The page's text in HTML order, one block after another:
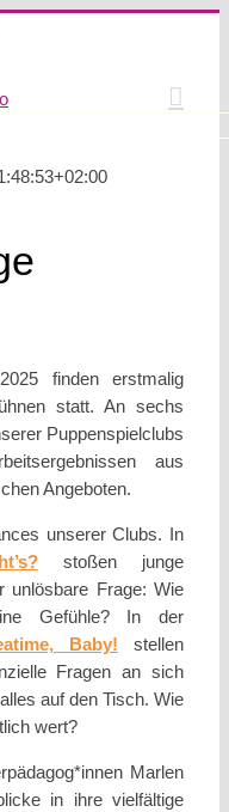
finden erstmalig
statt. An sechs
Puppenspielclubs
aus
Angeboten.
unserer Clubs. In
stoßen junge
unlösbare Frage: Wie
Gefühle? In der
Baby! stellen
Fragen an sich
auf den Tisch. Wie
wert?
Marlen
in ihre vielfältige